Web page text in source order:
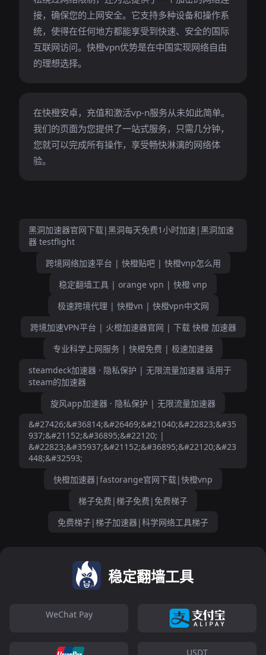
接，确保您的上网安全。它支持多种设备和操作系
统，使得在任何地方都能享受到快速、安全的国际
互联网访问。快橙vpn优势是在中国实现网络自由
的理想选择。
在快橙安卓，充值和激活vp-n服务从未如此简单。
我们的页面为您提供了一站式服务，只需几分钟，
您就可以完成所有操作，享受畅快淋漓的网络体
验。
黑洞加速器官网下载|黑洞每天免费1小时加速|黑洞加速
器 testflight
跨境网络加速平台 | 快橙贴吧 | 快橙vnp怎么用
稳定翻墙工具 | orange vpn | 快橙 vnp
极速跨境代理 | 快橙vn | 快橙vpn中文网
跨境加速VPN平台 | 火橙加速器官网 | 下载 快橙 加速器
专业科学上网服务 | 快橙免费 | 极速加速器
steamdeck加速器 · 隐私保护 | 无限流量加速器 适用于
steam的加速器
旋风app加速器 · 隐私保护 | 无限流量加速器
&#27426;&#36814;&#26469;&#21040;&#22823;&#35
937;&#21152;&#36895;&#22120; |
&#22823;&#35937;&#21152;&#36895;&#22120;&#23
448;&#32593;
快橙加速器|fastorange官网下载|快橙vnp
梯子免费|梯子免费|免费梯子
免费梯子|梯子加速器|科学网络工具梯子
稳定翻墙工具
WeChat Pay
USDT